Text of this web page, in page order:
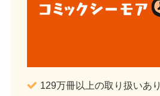
129万冊以上の取り扱いあり